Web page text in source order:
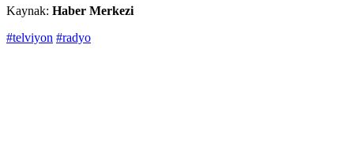
Kaynak: Haber Merkezi
#telviyon #radyo